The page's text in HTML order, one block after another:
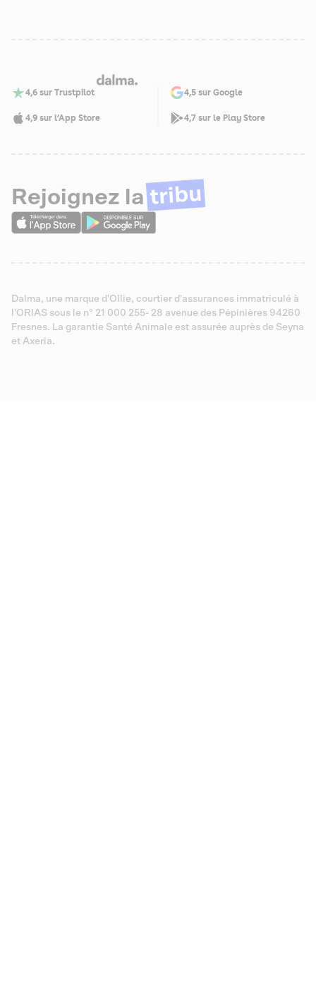
4,6 sur Trustpilot 4,5 sur Google
4,9 sur l’App Store 4,7 sur le Play Store
Rejoignez la tribu
Dalma, une marque d'Ollie, courtier d'assurances immatriculé à
l'ORIAS sous le n° 21 000 255- 28 avenue des Pépinières 94260
Fresnes. La garantie Santé Animale est assurée auprès de Seyna
et Axeria.